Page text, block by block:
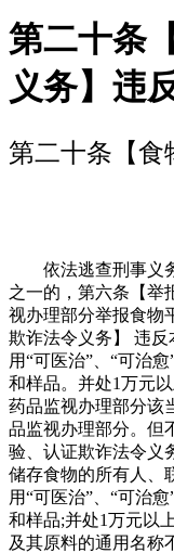
第二十条
义务】违
第二十条【食
依法逃查刑事义务
之一的，第六条【举
视办理部分举报食物
欺诈法令义务】 违反
用“可医治”、“可治
和样品。并处1万元
药品监视办理部分该
品监视办理部分。但
验、认证欺诈法令义
储存食物的所有人、
用“可医治”、“可治
和样品;并处1万元以
及其原料的通用名称